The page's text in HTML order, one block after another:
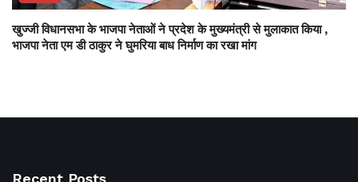
खुज्जी विधानसभा के भाजपा नेताओं ने प्रदेश के मुख्यमंत्री से मुलाकात किया ,
भाजपा नेता एम डी ठाकुर ने घुमरिया बाध निर्माण का रखा मांग
Recent Posts